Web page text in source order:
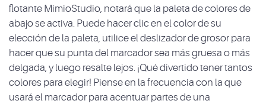
flotante MimioStudio, notará que la paleta de colores de
abajo se activa. Puede hacer clic en el color de su
elección de la paleta, utilice el deslizador de grosor para
hacer que su punta del marcador sea más gruesa o más
delgada, y luego resalte lejos. ¡Qué divertido tener tantos
colores para elegir! Piense en la frecuencia con la que
usará el marcador para acentuar partes de una